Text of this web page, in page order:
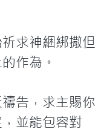
求神綑綁撒但
作為。
告，求主賜你
並能包容對